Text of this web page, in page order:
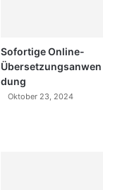
Sofortige Online-
Übersetzungsanwen
dung
Oktober 23, 2024